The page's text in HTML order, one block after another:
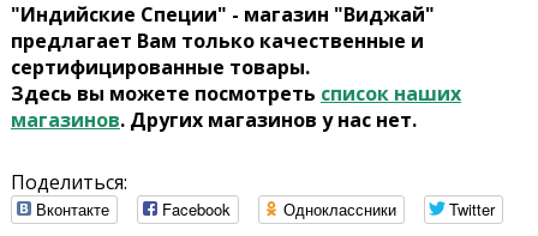
"Индийские Специи" - магазин "Виджай"
предлагает Вам только качественные и
сертифицированные товары.
Здесь вы можете посмотреть список наших
магазинов. Других магазинов у нас нет.
Поделиться:
Вконтакте Facebook Одноклассники
Twitter